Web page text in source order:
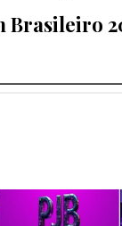
Brasileiro